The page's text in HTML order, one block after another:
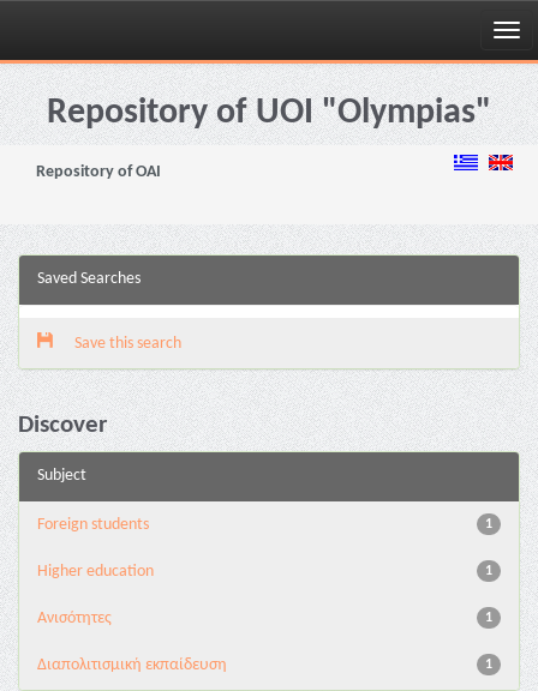
Skip
navigationRepository of UOI "Olympias"
Repository of OAI
Saved Searches
Save this search
Discover
Subject
1
Foreign students
1
Higher education
1
Ανισότητες
1
Διαπολιτισμική εκπαίδευση